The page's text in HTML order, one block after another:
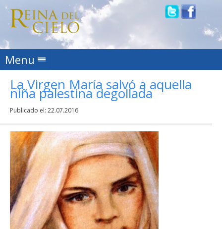
Menu Skip to content
La Virgen María salvó a aquella
niña palestina degollada
Publicado el: 22.07.2016